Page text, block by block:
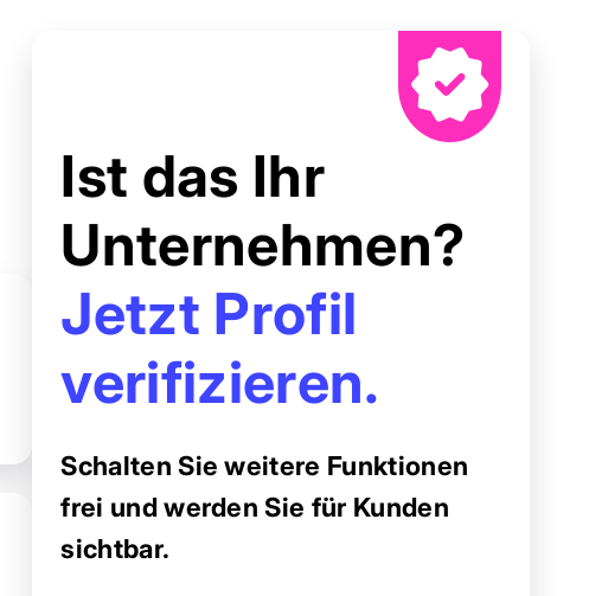
Ist das Ihr
Unternehmen?
Jetzt Profil
verifizieren.
Schalten Sie weitere Funktionen
frei und werden Sie für Kunden
sichtbar.